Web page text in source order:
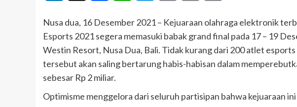
Nusa dua, 16 Desember 2021 – Kejuaraan olahraga elektronik
Esports 2021 segera memasuki babak grand final pada 17 – 19
Westin Resort, Nusa Dua, Bali. Tidak kurang dari 200 atlet
tersebut akan saling bertarung habis-habisan dalam
sebesar Rp 2 miliar.
Optimisme menggelora dari seluruh partisipan bahwa kejuaraan